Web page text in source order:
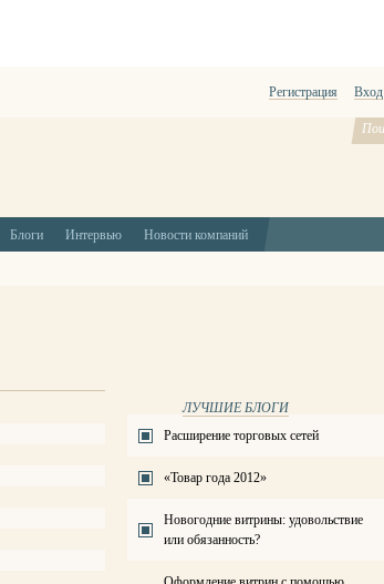
Регистрация Вход
Блоги Интервью Новости компаний
ЛУЧШИЕ БЛОГИ
Расширение торговых сетей
«Товар года 2012»
Новогодние витрины: удовольствие
или обязанность?